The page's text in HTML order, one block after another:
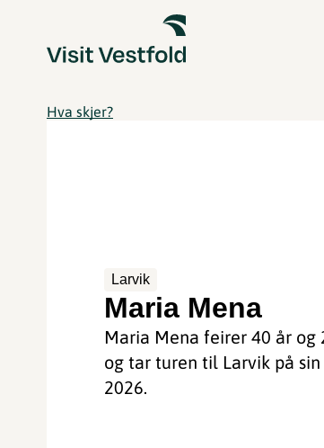
Hva skjer?
Larvik
Maria Mena
Maria Mena feirer 40 år og
og tar turen til Larvik på
2026.